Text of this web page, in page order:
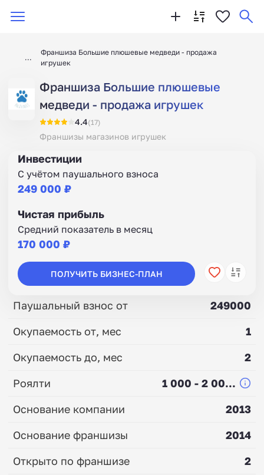
Франшиза Большие плюшевые медведи - продажа
игрушек
Франшиза Большие плюшевые
медведи - продажа игрушек
4.4(17)
Франшизы магазинов игрушек
Инвестиции
С учётом паушального взноса
249 000 ₽
Чистая прибыль
Средний показатель в месяц
170 000 ₽
ПОЛУЧИТЬ БИЗНЕС-ПЛАН
Паушальный взнос от
249000
Окупаемость от, мес
1
Окупаемость до, мес
2
Роялти
1 000 - 2 00...
Основание компании
2013
Основание франшизы
2014
Открыто по франшизе
2